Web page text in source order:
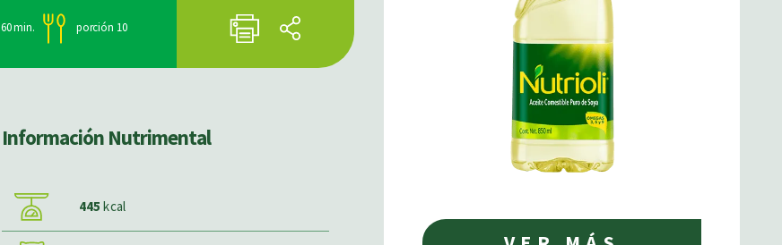
60 min. porción 10
Información Nutrimental
445kcal